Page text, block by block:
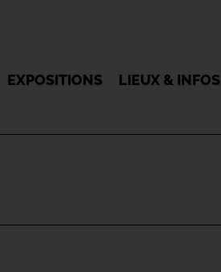
EXPOSITIONS LIEUX & INFOS